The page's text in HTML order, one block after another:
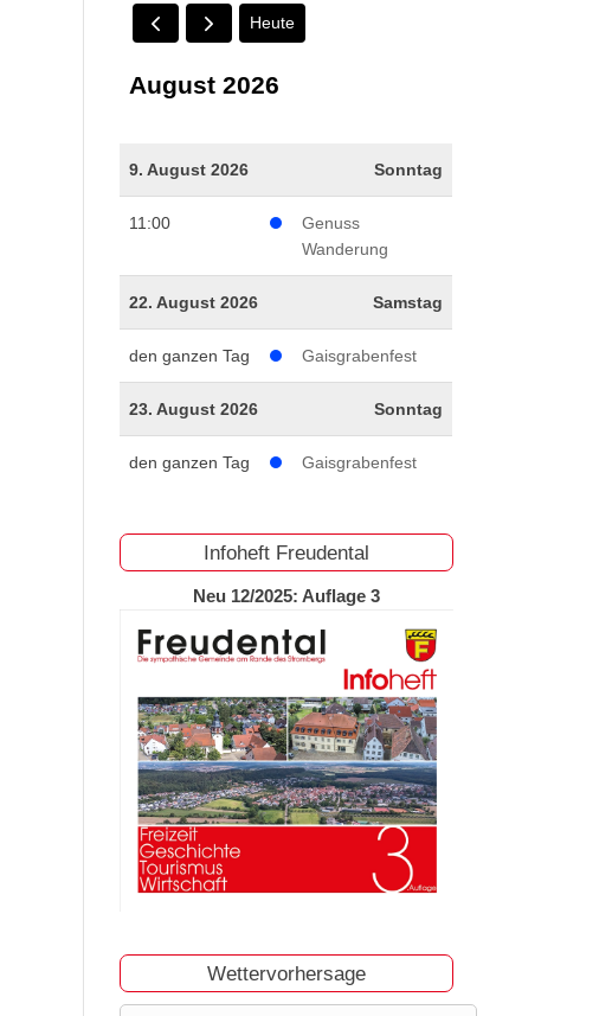
Heute
August 2026
9. August 2026 Sonntag
11:00
Genuss
Wanderung
22. August 2026 Samstag
den ganzen Tag Gaisgrabenfest
23. August 2026 Sonntag
den ganzen Tag Gaisgrabenfest
Infoheft Freudental
Neu 12/2025: Auflage 3
Wettervorhersage